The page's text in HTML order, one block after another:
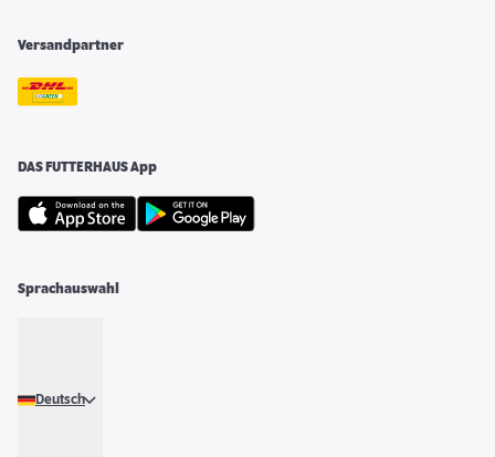
Versandpartner
DAS FUTTERHAUS App
Sprachauswahl
Deutsch